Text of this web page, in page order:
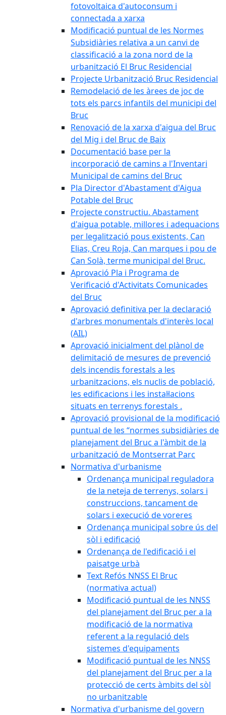
fotovoltaica d'autoconsum i
connectada a xarxa
Modificació puntual de les Normes
Subsidiàries relativa a un canvi de
classificació a la zona nord de la
urbanització El Bruc Residencial
Projecte Urbanització Bruc Residencial
Remodelació de les àrees de joc de
tots els parcs infantils del municipi del
Bruc
Renovació de la xarxa d'aigua del Bruc
del Mig i del Bruc de Baix
Documentació base per la
incorporació de camins a l'Inventari
Municipal de camins del Bruc
Pla Director d'Abastament d'Aigua
Potable del Bruc
Projecte constructiu. Abastament
d'aigua potable, millores i adequacions
per legalització pous existents, Can
Elias, Creu Roja, Can marques i pou de
Can Solà, terme municipal del Bruc.
Aprovació Pla i Programa de
Verificació d'Activitats Comunicades
del Bruc
Aprovació definitiva per la declaració
d'arbres monumentals d'interès local
(AIL)
Aprovació inicialment del plànol de
delimitació de mesures de prevenció
dels incendis forestals a les
urbanitzacions, els nuclis de població,
les edificacions i les instal·lacions
situats en terrenys forestals .
Aprovació provisional de la modificació
puntual de les “normes subsidiàries de
planejament del Bruc a l'àmbit de la
urbanització de Montserrat Parc
Normativa d'urbanisme
Ordenança municipal reguladora
de la neteja de terrenys, solars i
construccions, tancament de
solars i execució de voreres
Ordenança municipal sobre ús del
sòl i edificació
Ordenança de l'edificació i el
paisatge urbà
Text Refós NNSS El Bruc
(normativa actual)
Modificació puntual de les NNSS
del planejament del Bruc per a la
modificació de la normativa
referent a la regulació dels
sistemes d'equipaments
Modificació puntual de les NNSS
del planejament del Bruc per a la
protecció de certs àmbits del sòl
no urbanitzable
Normativa d'urbanisme del govern